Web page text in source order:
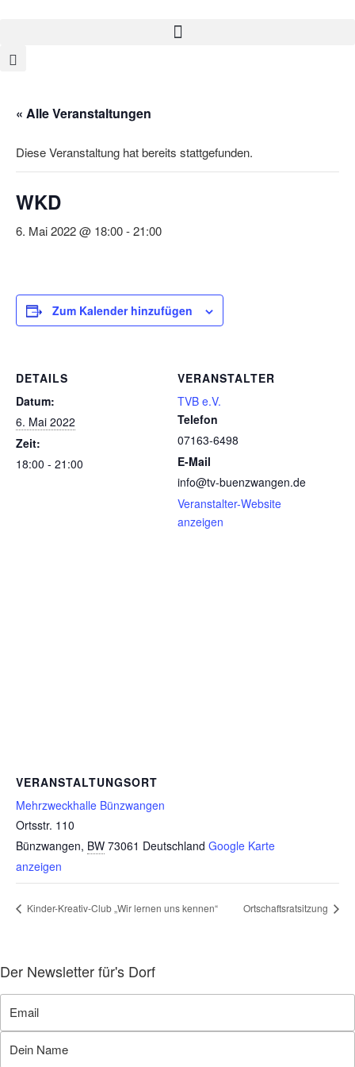
« Alle Veranstaltungen
Diese Veranstaltung hat bereits stattgefunden.
WKD
6. Mai 2022 @ 18:00-21:00
Zum Kalender hinzufügen
DETAILS
Datum:
6. Mai 2022
Zeit:
18:00 - 21:00
VERANSTALTER
TVB e.V.
Telefon
07163-6498
E-Mail
info@tv-buenzwangen.de
Veranstalter-Website
anzeigen
VERANSTALTUNGSORT
Mehrzweckhalle Bünzwangen
Ortsstr. 110
Bünzwangen, BW 73061 Deutschland Google Karte
anzeigen
Kinder-Kreativ-Club „Wir lernen uns kennen“ Ortschaftsratsitzung
Der Newsletter für's Dorf